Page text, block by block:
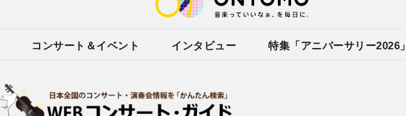
コンサート＆イベント インタビュー 特集「アニバーサリー2026」